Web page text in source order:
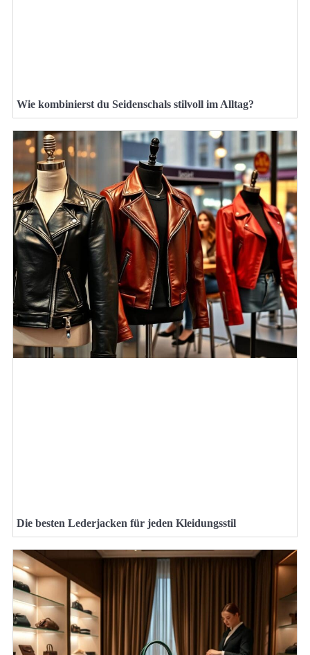
Wie kombinierst du Seidenschals stilvoll im Alltag?
Die besten Lederjacken für jeden Kleidungsstil